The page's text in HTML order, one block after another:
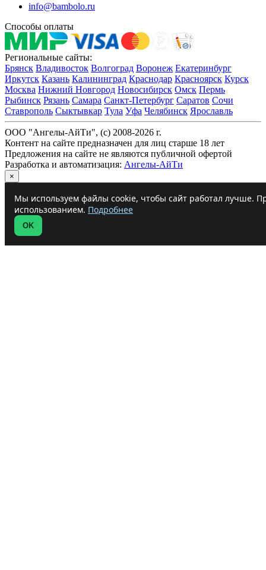
info@bambolo.ru
Способы оплаты
Региональные сайты:
Брянск Владивосток Волгоград Воронеж Екатеринбург
Иркутск Казань Калининград Краснодар Красноярск Курск
Москва Нижний Новгород Новосибирск Омск Пермь
Рыбинск Рязань Самара Санкт-Петербург Саратов Сочи
Ставрополь Сыктывкар Тула Уфа Челябинск Ярославль
ООО "Ангелы-АйТи", (c) 2008-2026 г.
Контент на сайте предназначен для лиц старше 18 лет
Предложения на сайте не являются публичной офертой
Разработка и автоматизация: Ангелы-АйТи
×
Мы используем файлы cookie, чтобы сайт работал лучше.
использованием. Подробнее
OK